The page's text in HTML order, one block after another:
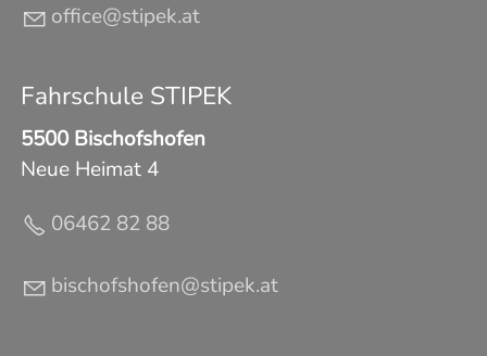
ffc stp k t
Fahrschule STIPEK
5500 Bischofshofen
Neue Heimat 4
06462 82 88
b sch fsh f n stp k t